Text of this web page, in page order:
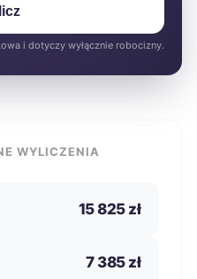
i dotyczy wyłącznie robocizny.
WYLICZENIA
15 825 zł
7 385 zł